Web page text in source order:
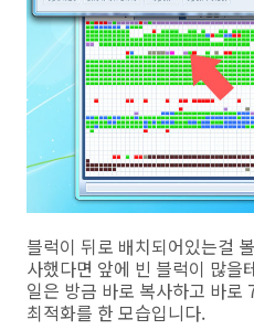
블럭이 뒤로 배치되어있는걸
사했다면 앞에 빈 블럭이 많을
일은 방금 바로 복사하고 바
최적화를 한 모습입니다.